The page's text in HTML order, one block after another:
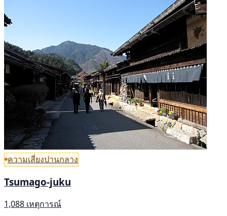
ความเสี่ยงปานกลาง
Tsumago-juku
1,088 เหตุการณ์